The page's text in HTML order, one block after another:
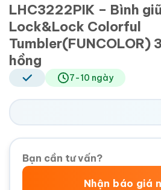
LHC3222PIK – Bình
Lock&Lock Colorful
Tumbler(FUNCOLOR)
hồng
7-10 ngày
Bạn cần tư vấn?
Nhận báo giá